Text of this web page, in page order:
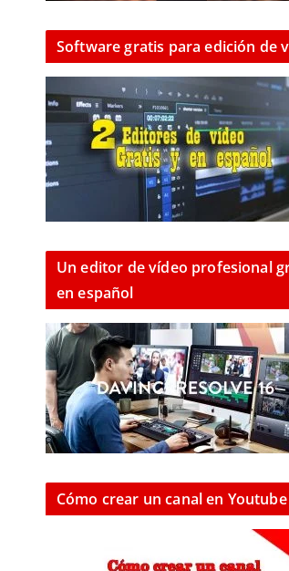
Software gratis para edición de
Un editor de vídeo profesional
en español
Cómo crear un canal en Youtube